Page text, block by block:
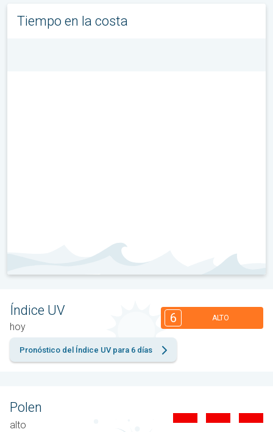
Tiempo en la costa
Índice UV
hoy
6 ALTO
Pronóstico del Índice UV para 6 días
Polen
alto